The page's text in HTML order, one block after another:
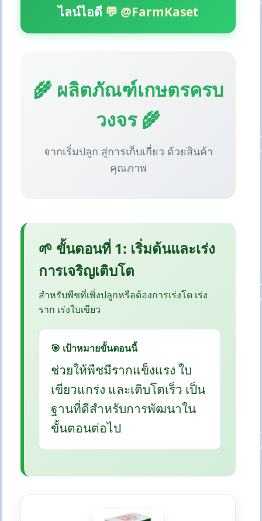
ไลน์ไอดี 💬 @FarmKaset
🌾 ผลิตภัณฑ์เกษตรครบ
วงจร 🌾
จากเริ่มปลูก สู่การเก็บเกี่ยว ด้วยสินค้า
คุณภาพ
🌱 ขั้นตอนที่ 1: เริ่มต้นและเร่ง
การเจริญเติบโต
สำหรับพืชที่เพิ่งปลูกหรือต้องการเร่งโต เร่ง
ราก เร่งใบเขียว
🎯 เป้าหมายขั้นตอนนี้
ช่วยให้พืชมีรากแข็งแรง ใบ
เขียวแกร่ง และเติบโตเร็ว เป็น
ฐานที่ดีสำหรับการพัฒนาใน
ขั้นตอนต่อไป